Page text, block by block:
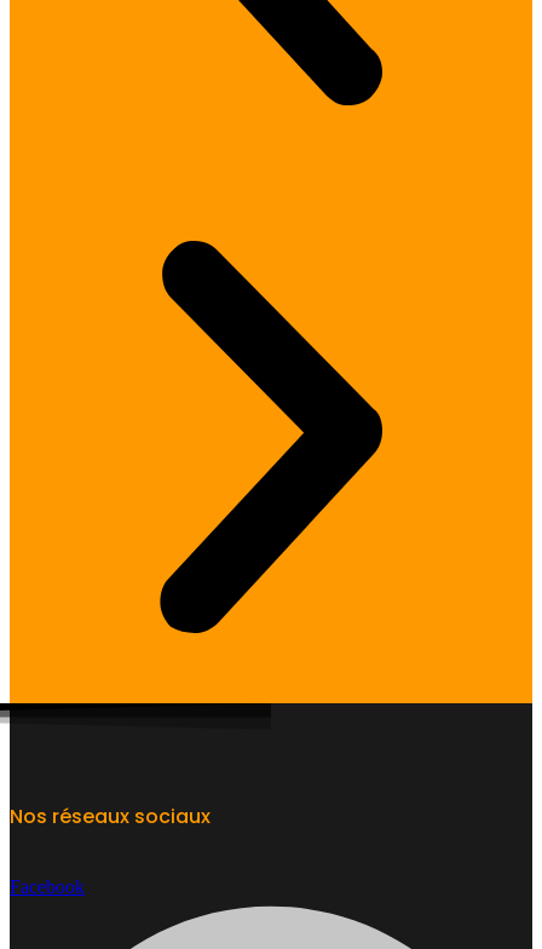
Nos réseaux sociaux
Facebook